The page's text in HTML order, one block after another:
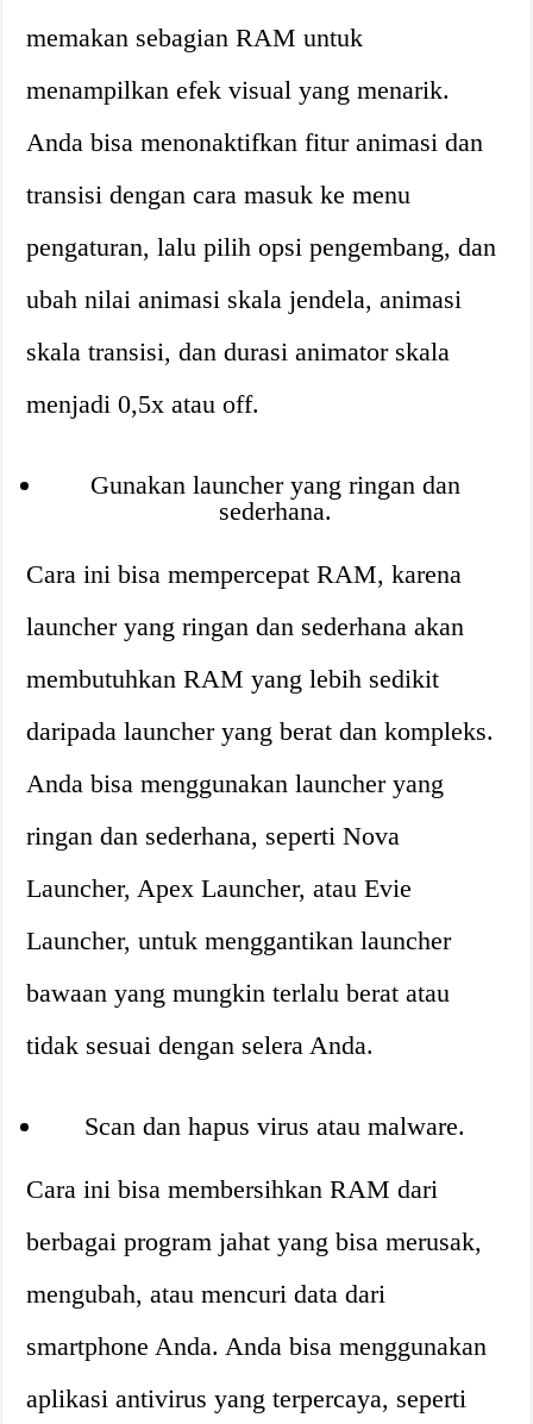
memakan sebagian RAM untuk
menampilkan efek visual yang menarik.
Anda bisa menonaktifkan fitur animasi dan
transisi dengan cara masuk ke menu
pengaturan, lalu pilih opsi pengembang, dan
ubah nilai animasi skala jendela, animasi
skala transisi, dan durasi animator skala
menjadi 0,5x atau off.
Gunakan launcher yang ringan dan
sederhana.
Cara ini bisa mempercepat RAM, karena
launcher yang ringan dan sederhana akan
membutuhkan RAM yang lebih sedikit
daripada launcher yang berat dan kompleks.
Anda bisa menggunakan launcher yang
ringan dan sederhana, seperti Nova
Launcher, Apex Launcher, atau Evie
Launcher, untuk menggantikan launcher
bawaan yang mungkin terlalu berat atau
tidak sesuai dengan selera Anda.
Scan dan hapus virus atau malware.
Cara ini bisa membersihkan RAM dari
berbagai program jahat yang bisa merusak,
mengubah, atau mencuri data dari
smartphone Anda. Anda bisa menggunakan
aplikasi antivirus yang terpercaya, seperti